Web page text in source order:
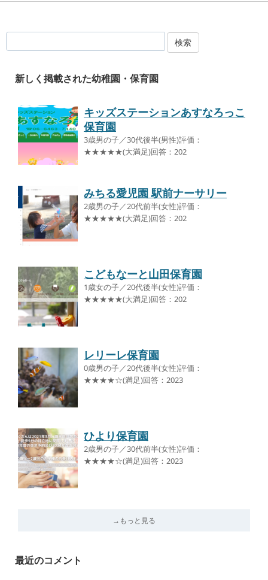
検索
新しく掲載された幼稚園・保育園
キッズステーションあすなろっこ
保育園
3歳男の子／30代後半(男性)評価：
★★★★★(大満足)回答：202
みちる愛児園 駅前ナーサリー
2歳男の子／20代前半(女性)評価：
★★★★★(大満足)回答：202
こどもなーと山田保育園
1歳女の子／20代後半(女性)評価：
★★★★★(大満足)回答：202
レリーレ保育園
0歳男の子／20代後半(女性)評価：
★★★★☆(満足)回答：2023
ひより保育園
2歳男の子／30代前半(女性)評価：
★★★★☆(満足)回答：2023
→もっと見る
最近のコメント